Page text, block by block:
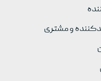
و مشتری